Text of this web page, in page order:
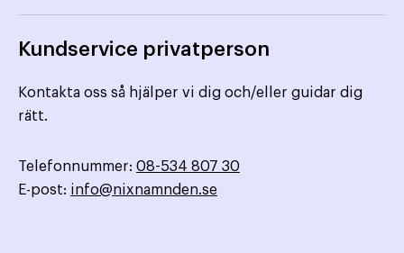
Kundservice privatperson
Kontakta oss så hjälper vi dig och/eller guidar dig
rätt.
Telefonnummer: 08-534 807 30
E-post: info@nixnamnden.se